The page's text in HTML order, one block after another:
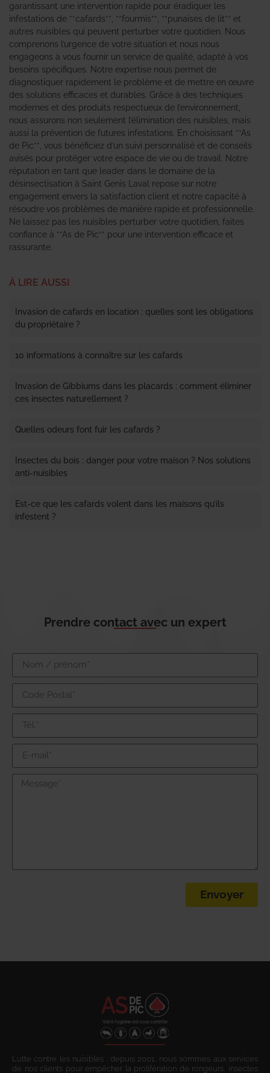
garantissant une intervention rapide pour éradiquer les
infestations de **cafards**, **fourmis**, **punaises de lit** et
autres nuisibles qui peuvent perturber votre quotidien. Nous
comprenons l’urgence de votre situation et nous nous
engageons à vous fournir un service de qualité, adapté à vos
besoins spécifiques. Notre expertise nous permet de
diagnostiquer rapidement le problème et de mettre en œuvre
des solutions efficaces et durables. Grâce à des techniques
modernes et des produits respectueux de l’environnement,
nous assurons non seulement l’élimination des nuisibles, mais
aussi la prévention de futures infestations. En choisissant **As
de Pic**, vous bénéficiez d’un suivi personnalisé et de conseils
avisés pour protéger votre espace de vie ou de travail. Notre
réputation en tant que leader dans le domaine de la
désinsectisation à Saint Genis Laval repose sur notre
engagement envers la satisfaction client et notre capacité à
résoudre vos problèmes de manière rapide et professionnelle.
Ne laissez pas les nuisibles perturber votre quotidien, faites
confiance à **As de Pic** pour une intervention efficace et
rassurante.
À LIRE AUSSI
Invasion de cafards en location : quelles sont les obligations
du propriétaire ?
10 informations à connaître sur les cafards
Invasion de Gibbiums dans les placards : comment éliminer
ces insectes naturellement ?
Quelles odeurs font fuir les cafards ?
Insectes du bois : danger pour votre maison ? Nos solutions
anti-nuisibles
Est-ce que les cafards volent dans les maisons qu’ils
infestent ?
Prendre contact avec un expert
Envoyer
Lutte contre les nuisibles : depuis 2001, nous sommes aux services
de nos clients pour empêcher la prolifération de rongeurs, insectes